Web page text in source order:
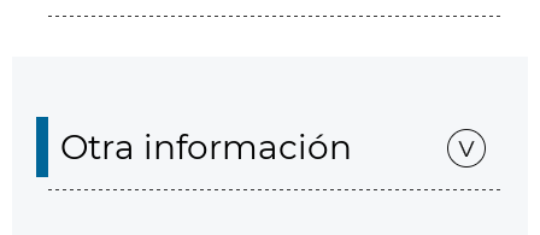
Otra información